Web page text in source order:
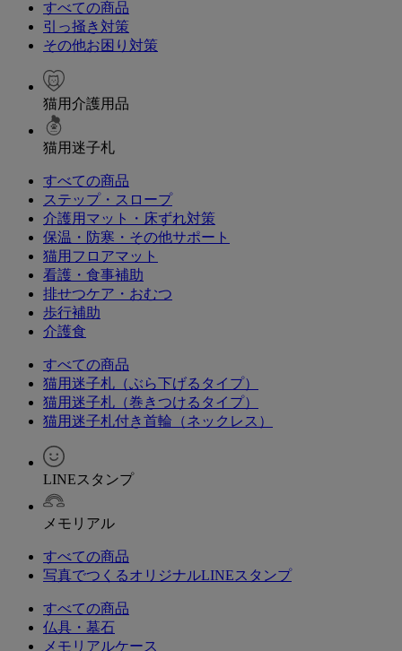
すべての商品
引っ掻き対策
その他お困り対策
猫用介護用品
猫用迷子札
すべての商品
ステップ・スロープ
介護用マット・床ずれ対策
保温・防寒・その他サポート
猫用フロアマット
看護・食事補助
排せつケア・おむつ
歩行補助
介護食
すべての商品
猫用迷子札（ぶら下げるタイプ）
猫用迷子札（巻きつけるタイプ）
猫用迷子札付き首輪（ネックレス）
LINEスタンプ
メモリアル
すべての商品
写真でつくるオリジナルLINEスタンプ
すべての商品
仏具・墓石
メモリアルケース